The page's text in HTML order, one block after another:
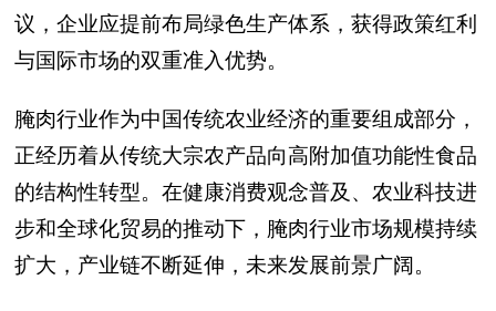
议，企业应提前布局绿色生产体系，获得政策红利
与国际市场的双重准入优势。
腌肉行业作为中国传统农业经济的重要组成部分，
正经历着从传统大宗农产品向高附加值功能性食品
的结构性转型。在健康消费观念普及、农业科技进
步和全球化贸易的推动下，腌肉行业市场规模持续
扩大，产业链不断延伸，未来发展前景广阔。